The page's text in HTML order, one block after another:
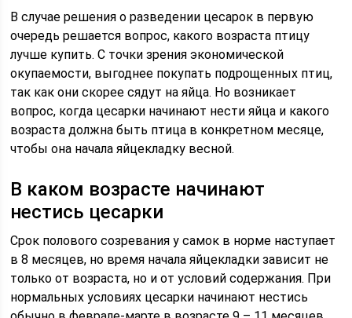
В случае решения о разведении цесарок в первую
очередь решается вопрос, какого возраста птицу
лучше купить. С точки зрения экономической
окупаемости, выгоднее покупать подрощенных птиц,
так как они скорее сядут на яйца. Но возникает
вопрос, когда цесарки начинают нести яйца и какого
возраста должна быть птица в конкретном месяце,
чтобы она начала яйцекладку весной.
В каком возрасте начинают
нестись цесарки
Срок полового созревания у самок в норме наступает
в 8 месяцев, но время начала яйцекладки зависит не
только от возраста, но и от условий содержания. При
нормальных условиях цесарки начинают нестись